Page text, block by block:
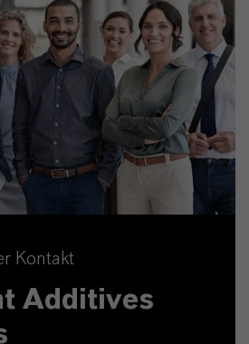
Kontakt
Additives